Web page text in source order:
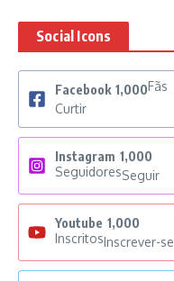
Social Icons
Facebook 1,000Fãs
Curtir
Instagram 1,000
SeguidoresSeguir
Youtube 1,000
InscritosInscrever-se